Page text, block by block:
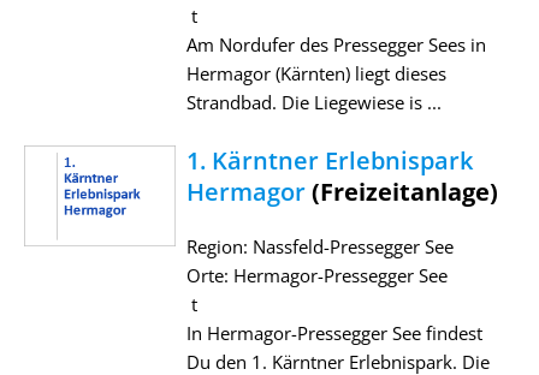
t
Am Nordufer des Pressegger Sees in
Hermagor (Kärnten) liegt dieses
Strandbad. Die Liegewiese is ...
1. Kärntner Erlebnispark
Hermagor(Freizeitanlage)
Region: Nassfeld-Pressegger See
Orte: Hermagor-Pressegger See
t
In Hermagor-Pressegger See findest
Du den 1. Kärntner Erlebnispark. Die